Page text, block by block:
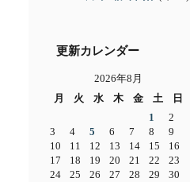
更新カレンダー
2026年8月
月
火 水 木 金 土
日
1
2
3
4 5 6 7 8
9
10
11 12 13 14 15
16
17
18 19 20 21 22
23
24
25 26 27 28 29
30